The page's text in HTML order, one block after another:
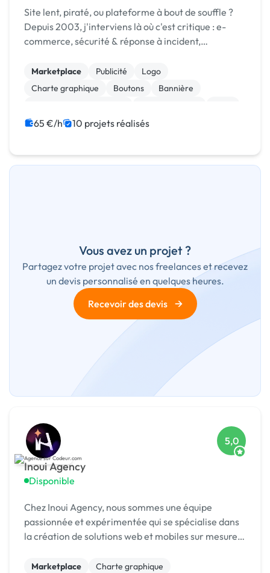
Site lent, piraté, ou plateforme à bout de souffle ?
Depuis 2003, j'interviens là où c'est critique : e-
commerce, sécurité & réponse à incident,
Marketplace Publicité
Logo
Charte graphique
Boutons
Bannière
Modules et composants
65 €/h 10 projets réalisés
Vous avez un projet ?
Partagez votre projet avec nos freelances et recevez
un devis personnalisé en quelques heures.
Recevoir des devis
→
Inoui Agency
Disponible
5,0
Chez Inoui Agency, nous sommes une équipe
passionnée et expérimentée qui se spécialise dans
la création de solutions web et mobiles sur mesure.
de développement d'applications pour divers
Marketplace
Charte graphique